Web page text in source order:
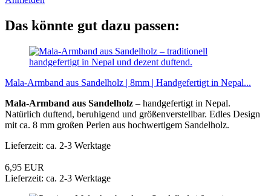
Das könnte gut dazu passen:
Mala-Armband aus Sandelholz | 8mm | Handgefertigt in Nepal...
Mala-Armband aus Sandelholz – handgefertigt in Nepal.
Natürlich duftend, beruhigend und größenverstellbar. Edles Design
mit ca. 8 mm großen Perlen aus hochwertigem Sandelholz.
Lieferzeit: ca. 2-3 Werktage
6,95 EUR
Lieferzeit: ca. 2-3 Werktage